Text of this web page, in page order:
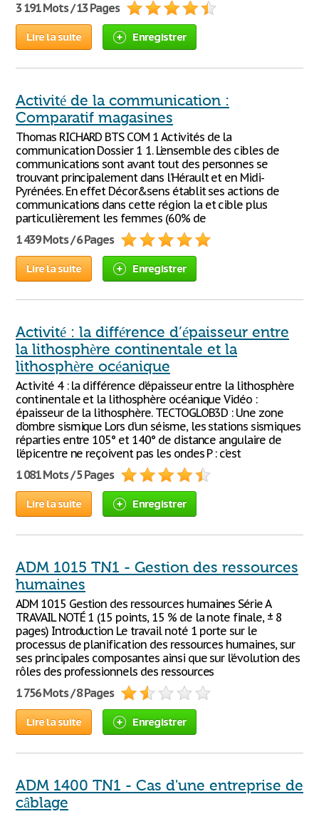
3 191 Mots / 13 Pages
Lire la suite Enregistrer
Activité de la communication :
Comparatif magasines
Thomas RICHARD BTS COM 1 Activités de la
communication Dossier 1 1. L’ensemble des cibles de
communications sont avant tout des personnes se
trouvant principalement dans l’Hérault et en Midi-
Pyrénées. En effet Décor&sens établit ses actions de
communications dans cette région la et cible plus
particulièrement les femmes (60% de
1 439 Mots / 6 Pages
Lire la suite Enregistrer
Activité : la différence d’épaisseur entre
la lithosphère continentale et la
lithosphère océanique
Activité 4 : la différence d’épaisseur entre la lithosphère
continentale et la lithosphère océanique Vidéo :
épaisseur de la lithosphère. TECTOGLOB3D : Une zone
d’ombre sismique Lors d’un séisme, les stations sismiques
réparties entre 105° et 140° de distance angulaire de
l’épicentre ne reçoivent pas les ondes P : c’est
1 081 Mots / 5 Pages
Lire la suite Enregistrer
ADM 1015 TN1 - Gestion des ressources
humaines
ADM 1015 Gestion des ressources humaines Série A
TRAVAIL NOTÉ 1 (15 points, 15 % de la note finale, ± 8
pages) Introduction Le travail noté 1 porte sur le
processus de planification des ressources humaines, sur
ses principales composantes ainsi que sur l’évolution des
rôles des professionnels des ressources
1 756 Mots / 8 Pages
Lire la suite Enregistrer
ADM 1400 TN1 - Cas d'une entreprise de
câblage